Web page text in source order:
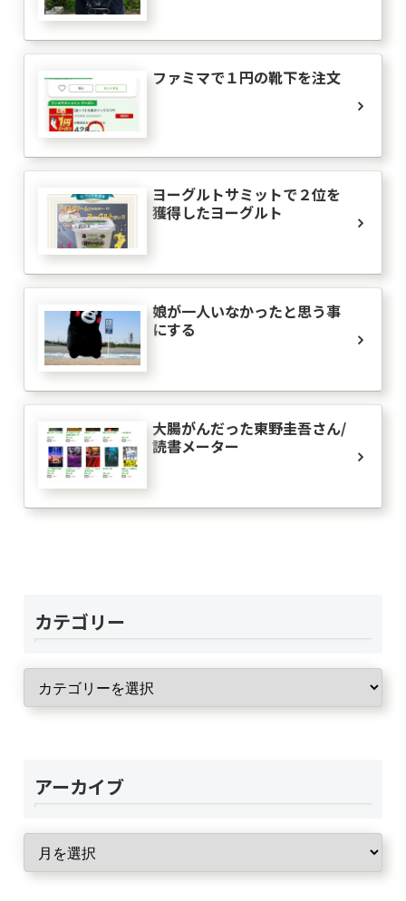
ファミマで１円の靴下を注文
ヨーグルトサミットで２位を
獲得したヨーグルト
娘が一人いなかったと思う事
にする
大腸がんだった東野圭吾さん/
読書メーター
カテゴリー
アーカイブ